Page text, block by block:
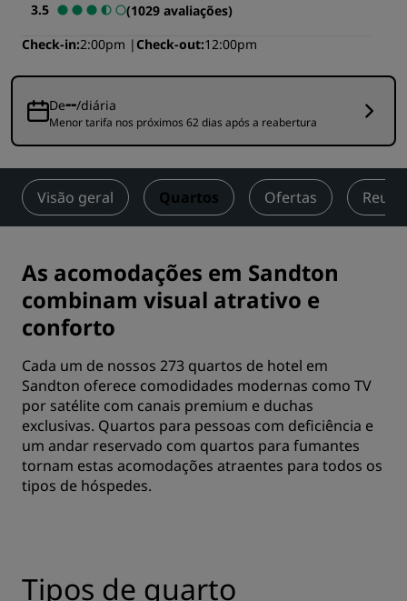
3.5
(1029 avaliações)
Check-in 2:00pm Check-out 12:00pm
De--/diária
Menor tarifa nos próximos 62 dias após a reabertura
Visão geral Quartos Ofertas
As acomodações em Sandton
combinam visual atrativo e
conforto
Cada um de nossos 273 quartos de hotel em
Sandton oferece comodidades modernas como TV
por satélite com canais premium e duchas
exclusivas. Quartos para pessoas com deficiência e
um andar reservado com quartos para fumantes
tornam estas acomodações atraentes para todos os
tipos de hóspedes.
Tipos de quarto